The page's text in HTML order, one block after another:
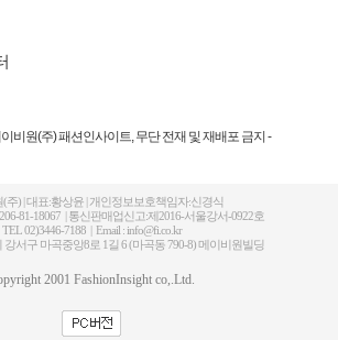
비원(주) 패션인사이트, 무단 전재 및 재배포 금지 -
주) | 대표:황상윤 | 개인정보보호책임자:신경식
81-18067 | 통신판매업신고:제2016-서울강서-0922호
TEL 02)3446-7188 | Email : info@fi.co.kr
강서구 마곡중앙8로 1길 6 (마곡동 790-8) 메이비원빌딩
2001 FashionInsight co,.Ltd.